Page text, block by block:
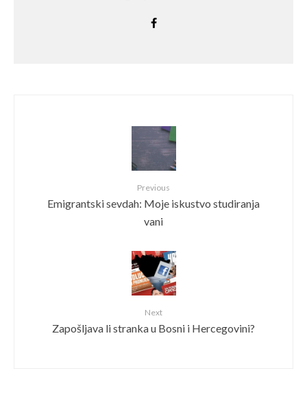
Previous
Emigrantski sevdah: Moje iskustvo studiranja
vani
Next
Zapošljava li stranka u Bosni i Hercegovini?